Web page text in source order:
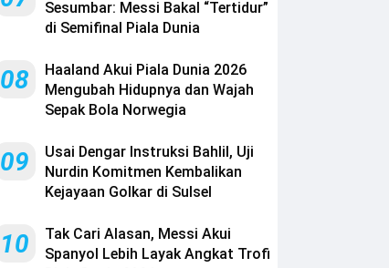
Sesumbar: Messi Bakal “Tertidur”
di Semifinal Piala Dunia
08
Haaland Akui Piala Dunia 2026
Mengubah Hidupnya dan Wajah
Sepak Bola Norwegia
09
Usai Dengar Instruksi Bahlil, Uji
Nurdin Komitmen Kembalikan
Kejayaan Golkar di Sulsel
10
Tak Cari Alasan, Messi Akui
Spanyol Lebih Layak Angkat Trofi